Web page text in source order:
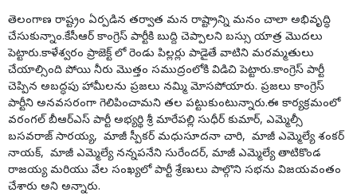
తెలంగాణ రాష్ట్రం ఏర్పడిన తర్వాత మన రాష్ట్రాన్ని మనం చాలా అభివృద్ధి
చేసుకున్నాం.కేసీఆర్ కాంగ్రెస్ పార్టీకి బుద్ది చెప్పాలని బస్సు యాత్ర మొదలు
పెట్టారు.కాళేశ్వరం ప్రాజెక్ట్ లో రెండు పిల్లర్లు పాడైతే వాటిని మరమ్మతులు
చేయాల్సింది పోయి నీరు మొత్తం సముద్రంలోకి విడిచి పెట్టారు.కాంగ్రెస్ పార్టీ
చెప్పిన అబద్ధపు హామీలను ప్రజలు నమ్మి మోసపోయారు. ప్రజలు కాంగ్రెస్
పార్టీని అనవసరంగా గెలిపించామని తల పట్టుకుంటున్నారు.ఈ కార్యక్రమంలో
వరంగల్ బీఆర్ఎస్ పార్టీ అభ్యర్థి శ్రీ మారేపల్లి సుధీర్ కుమార్, ఎమ్మెల్సీ
బసవరాజ్ సారయ్య, మాజీ స్పీకర్ మధుసూదనా చారి, మాజీ ఎమ్మెల్యే శంకర్
నాయక్, మాజీ ఎమ్మెల్యే నన్నపనేని సురేందర్, మాజీ ఎమ్మెల్యే తాటికొండ
రాజయ్య మరియు వేల సంఖ్యలో పార్టీ శ్రేణులు పాల్గొని సభను విజయవంతం
చేశారు అని అన్నారు.